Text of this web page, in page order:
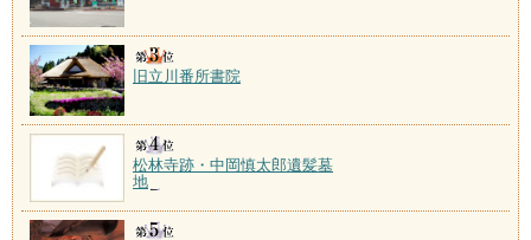
旧立川番所書院
松林寺跡・中岡慎太郎遺髪墓
地